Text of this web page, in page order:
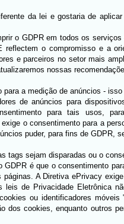
da lei e gostaria de
o GDPR em todos os
reflectem o compromisso e a
e parceiros no setor mais
nossas
para a medição de anúncios -
de anúncios para
para tais usos,
o consentimento para a
puder, para fins de GDPR,
tags sejam disparadas ou o
GDPR é que o consentimento
A Diretiva ePrivacy
leis de Privacidade Eletrônica
ou identificadores
dos cookies, enquanto outros